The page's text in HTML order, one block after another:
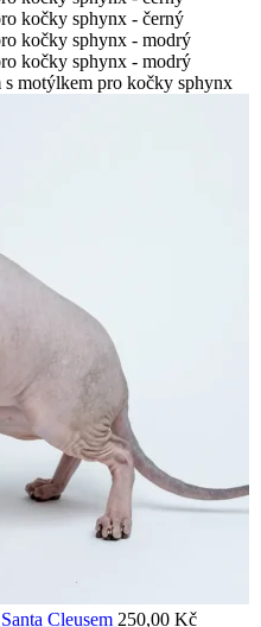
s motýlkem pro kočky sphynx
Cleusem 250,00 Kč